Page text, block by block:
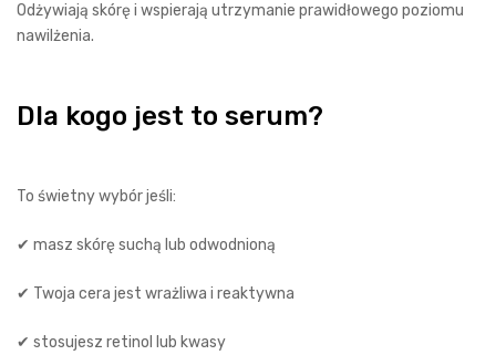
Odżywiają skórę i wspierają utrzymanie prawidłowego poziomu
nawilżenia.
Dla kogo jest to serum?
To świetny wybór jeśli:
✔ masz skórę suchą lub odwodnioną
✔ Twoja cera jest wrażliwa i reaktywna
✔ stosujesz retinol lub kwasy